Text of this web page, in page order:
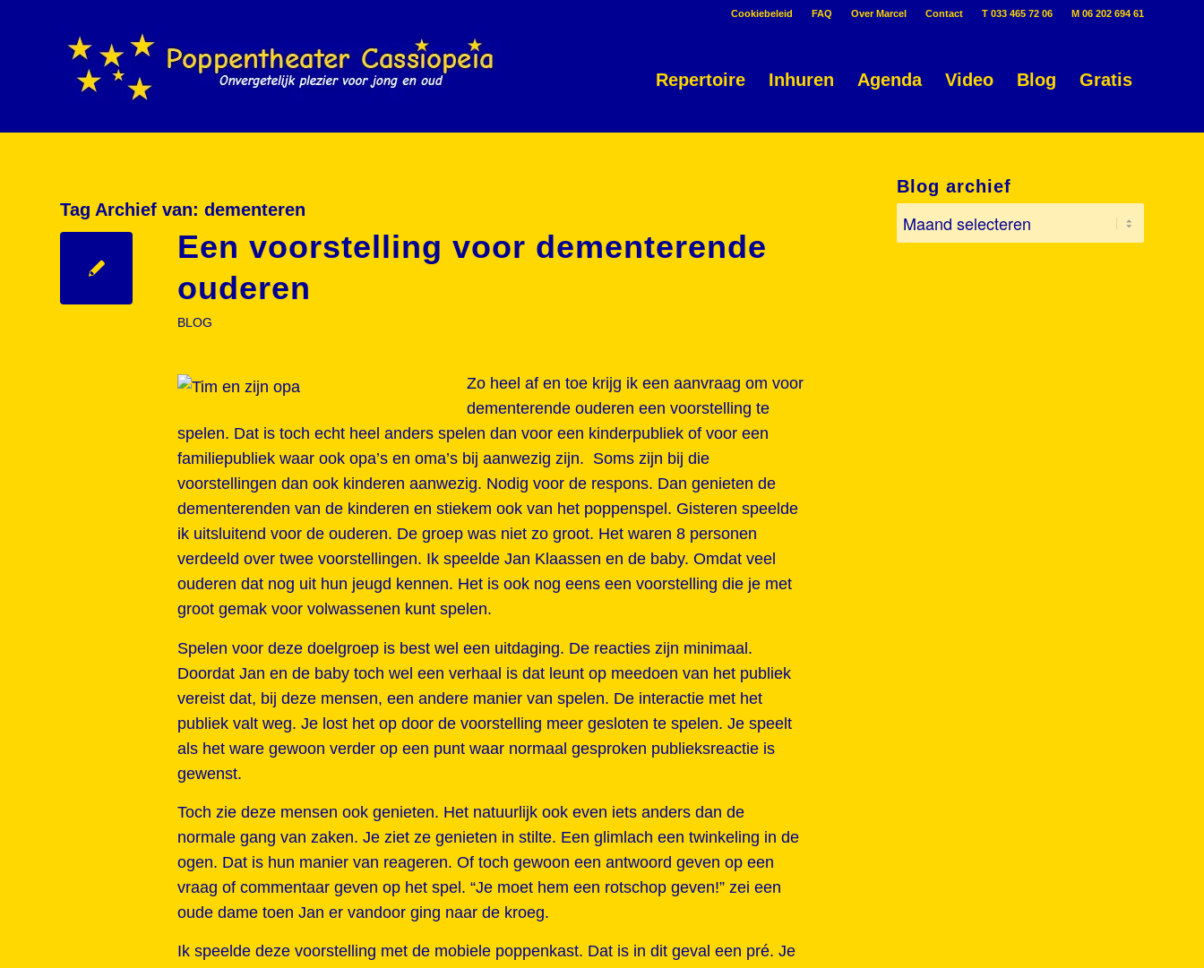
Cookiebeleid FAQ Over Marcel Contact T 033 465 72 06 M 06 202 694 61
Repertoire Inhuren Agenda Video Blog Gratis
Tag Archief van: dementeren
Een voorstelling voor dementerende
ouderen
BLOG
Zo heel af en toe krijg ik een aanvraag om voor
dementerende ouderen een voorstelling te
spelen. Dat is toch echt heel anders spelen dan voor een kinderpubliek of voor een
familiepubliek waar ook opa’s en oma’s bij aanwezig zijn. Soms zijn bij die
voorstellingen dan ook kinderen aanwezig. Nodig voor de respons. Dan genieten de
dementerenden van de kinderen en stiekem ook van het poppenspel. Gisteren speelde
ik uitsluitend voor de ouderen. De groep was niet zo groot. Het waren 8 personen
verdeeld over twee voorstellingen. Ik speelde Jan Klaassen en de baby. Omdat veel
ouderen dat nog uit hun jeugd kennen. Het is ook nog eens een voorstelling die je met
groot gemak voor volwassenen kunt spelen.
Spelen voor deze doelgroep is best wel een uitdaging. De reacties zijn minimaal.
Doordat Jan en de baby toch wel een verhaal is dat leunt op meedoen van het publiek
vereist dat, bij deze mensen, een andere manier van spelen. De interactie met het
publiek valt weg. Je lost het op door de voorstelling meer gesloten te spelen. Je speelt
als het ware gewoon verder op een punt waar normaal gesproken publieksreactie is
gewenst.
Toch zie deze mensen ook genieten. Het natuurlijk ook even iets anders dan de
normale gang van zaken. Je ziet ze genieten in stilte. Een glimlach een twinkeling in de
ogen. Dat is hun manier van reageren. Of toch gewoon een antwoord geven op een
vraag of commentaar geven op het spel. “Je moet hem een rotschop geven!” zei een
oude dame toen Jan er vandoor ging naar de kroeg.
Ik speelde deze voorstelling met de mobiele poppenkast. Dat is in dit geval een pré. Je
Blog archief